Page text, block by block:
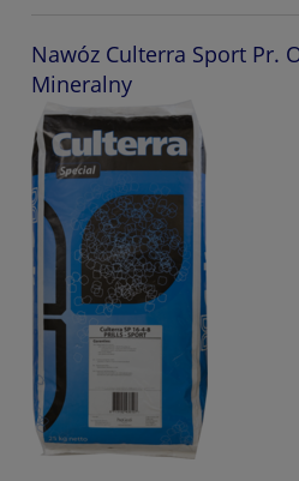
Nawóz Culterra Sport Pr.
Mineralny